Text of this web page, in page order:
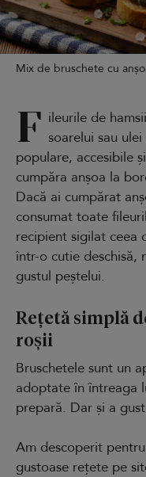
Mix de bruschete cu
F ileurile de
soarelui sau
populare, accesibile
cumpăra anșoa la
Dacă ai cumpărat
consumat toate
recipient sigilat ceea
într-o cutie deschisă,
gustul peștelui.
Rețetă simplă
roșii
Bruschetele sunt un
adoptate în întreaga
prepară. Dar și a
Am descoperit
gustoase rețete pe